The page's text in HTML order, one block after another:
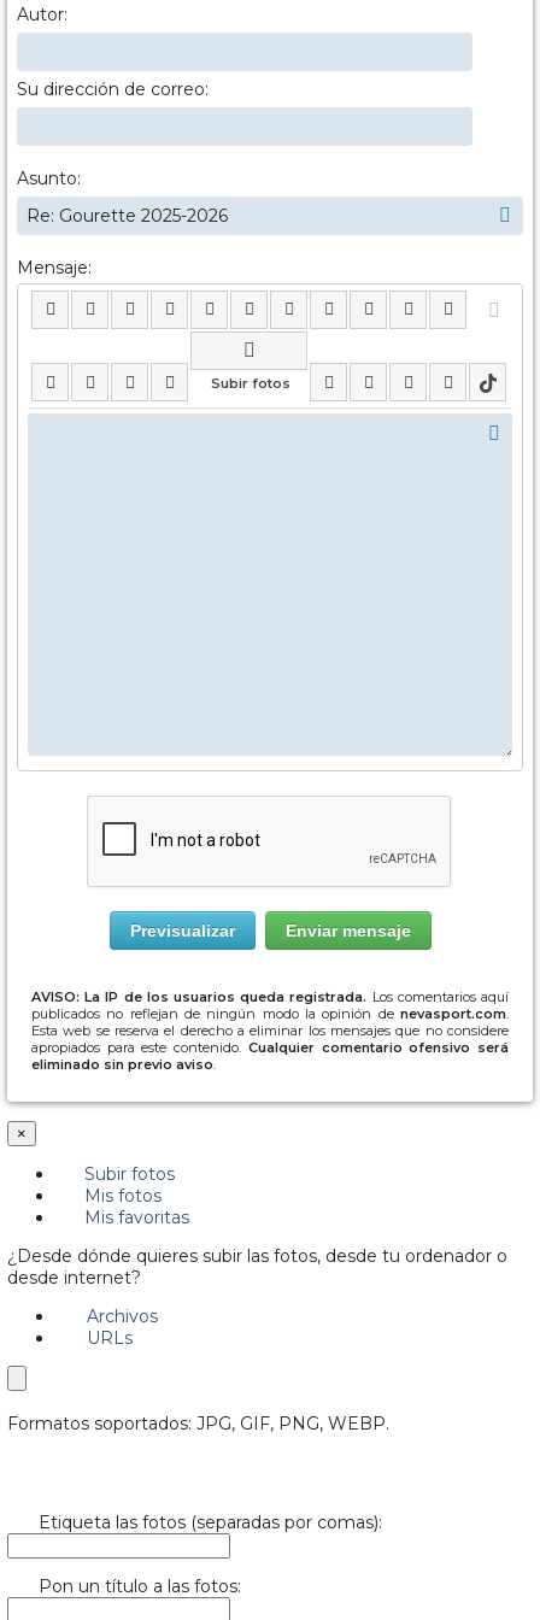
Autor:
Su dirección de correo:
Asunto:
Mensaje:
AVISO: La IP de los usuarios queda registrada. Los comentarios aquí
publicados no reflejan de ningún modo la opinión de nevasport.com.
Esta web se reserva el derecho a eliminar los mensajes que no considere
apropiados para este contenido. Cualquier comentario ofensivo será
eliminado sin previo aviso.
×
Subir fotos
Mis fotos
Mis favoritas
¿Desde dónde quieres subir las fotos, desde tu ordenador o
desde internet?
Archivos
URLs
Formatos soportados: JPG, GIF, PNG, WEBP.
Etiqueta las fotos (separadas por comas):
Pon un título a las fotos: